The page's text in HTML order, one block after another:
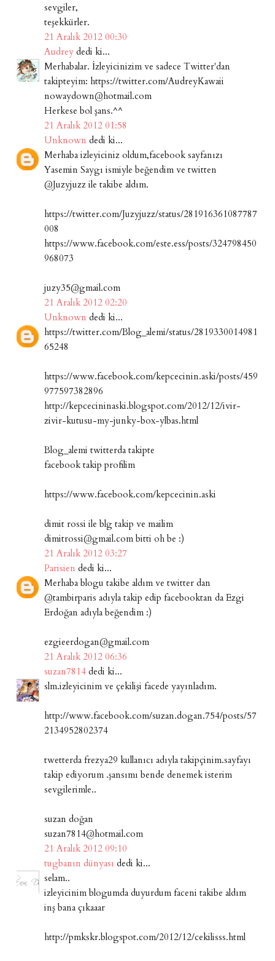
sevgiler,
teşekkürler.
21 Aralık 2012 00:30
Audreydedi ki...
Merhabalar. İzleyicinizim ve sadece Twitter'dan
takipteyim: https://twitter.com/AudreyKawaii
nowaydown@hotmail.com
Herkese bol şans.^^
21 Aralık 2012 01:58
Unknown dedi ki...
Merhaba izleyiciniz oldum,facebook sayfanızı
Yasemin Saygı ismiyle beğendim ve twitten
@Juzyjuzz ile takibe aldım.
https://twitter.com/Juzyjuzz/status/281916361087787
008
https://www.facebook.com/este.ess/posts/324798450
968073
juzy35@gmail.com
21 Aralık 2012 02:20
Unknown dedi ki...
https://twitter.com/Blog_alemi/status/2819330014981
65248
https://www.facebook.com/kepcecinin.aski/posts/459
977597382896
http://kepcecininaski.blogspot.com/2012/12/ivir-
zivir-kutusu-my-junky-box-ylbas.html
Blog_alemi twitterda takipte
facebook takip profilim
https://www.facebook.com/kepcecinin.aski
dimit rossi ile blg takip ve mailim
dimitrossi@gmail.com bitti oh be :)
21 Aralık 2012 03:27
Parisien dedi ki...
Merhaba blogu takibe aldım ve twitter dan
@tambirparis adıyla takip edip facebooktan da Ezgi
Erdoğan adıyla beğendim :)
ezgieerdogan@gmail.com
21 Aralık 2012 06:36
suzan7814dedi ki...
slm.izleyicinim ve çekilişi facede yayınladım.
http://www.facebook.com/suzan.dogan.754/posts/57
2134952802374
twetterda frezya29 kullanıcı adıyla takipçinim.sayfayı
takip ediyorum .şansımı bende denemek isterim
sevgilerimle..
suzan doğan
suzan7814@hotmail.com
21 Aralık 2012 09:10
tugbanın dünyası dedi ki...
selam..
izleyicinim blogumda duyurdum faceni takibe aldım
inş bana çıkaaar
http://pmkskr.blogspot.com/2012/12/cekilisss.html